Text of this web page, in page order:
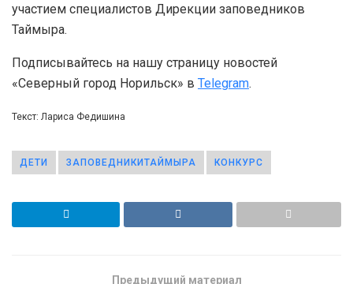
участием специалистов Дирекции заповедников
Таймыра.
Подписывайтесь на нашу страницу новостей
«Северный город Норильск» в Telegram.
Текст: Лариса Федишина
ДЕТИ ЗАПОВЕДНИКИТАЙМЫРА КОНКУРС
Предыдущий материал